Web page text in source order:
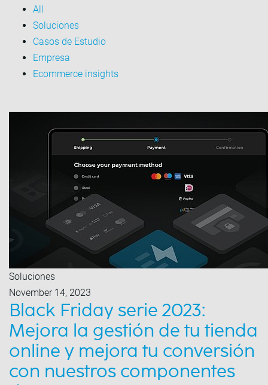
All
Soluciones
Casos de Estudio
Empresa
Ecommerce insights
Soluciones
November 14, 2023
Black Friday serie 2023:
Mejora la gestión de tu tienda
online y mejora tu conversión
con nuestros componentes